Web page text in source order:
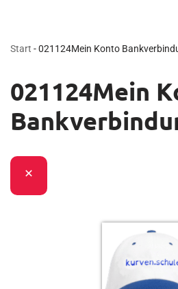
Start -021124Mein Konto
021124Mein